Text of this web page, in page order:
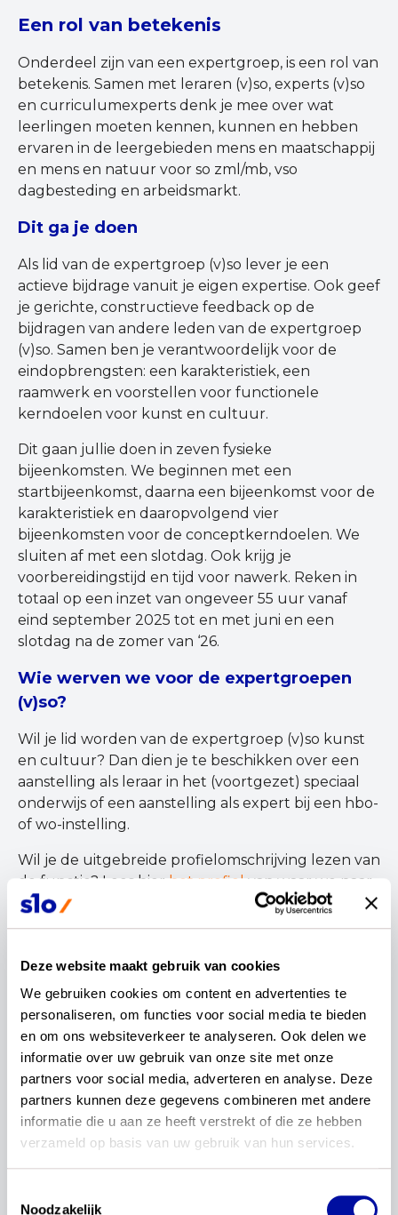
Deze website maakt gebruik van cookies
We gebruiken cookies om content en advertenties te
personaliseren, om functies voor social media te bieden
en om ons websiteverkeer te analyseren. Ook delen we
informatie over uw gebruik van onze site met onze
partners voor social media, adverteren en analyse. Deze
partners kunnen deze gegevens combineren met andere
informatie die u aan ze heeft verstrekt of die ze hebben
verzameld op basis van uw gebruik van hun services.
Noodzakelijk
Een rol van betekenis
Onderdeel zijn van een expertgroep, is een rol van
betekenis. Samen met leraren (v)so, experts (v)so
en curriculumexperts denk je mee over wat
leerlingen moeten kennen, kunnen en hebben
ervaren in de leergebieden mens en maatschappij
en mens en natuur voor so zml/mb, vso
dagbesteding en arbeidsmarkt.
Dit ga je doen
Als lid van de expertgroep (v)so lever je een
actieve bijdrage vanuit je eigen expertise. Ook geef
je gerichte, constructieve feedback op de
bijdragen van andere leden van de expertgroep
(v)so. Samen ben je verantwoordelijk voor de
eindopbrengsten: een karakteristiek, een
raamwerk en voorstellen voor functionele
kerndoelen voor kunst en cultuur.
Dit gaan jullie doen in zeven fysieke
bijeenkomsten. We beginnen met een
startbijeenkomst, daarna een bijeenkomst voor de
karakteristiek en daaropvolgend vier
bijeenkomsten voor de conceptkerndoelen. We
sluiten af met een slotdag. Ook krijg je
voorbereidingstijd en tijd voor nawerk. Reken in
totaal op een inzet van ongeveer 55 uur vanaf
eind september 2025 tot en met juni en een
slotdag na de zomer van ‘26.
Wie werven we voor de expertgroepen
(v)so?
Wil je lid worden van de expertgroep (v)so kunst
en cultuur? Dan dien je te beschikken over een
aanstelling als leraar in het (voortgezet) speciaal
onderwijs of een aanstelling als expert bij een hbo-
of wo-instelling.
Wil je de uitgebreide profielomschrijving lezen van
de functie? Lees hierhet profielvan waar we naar
op zoek zijn.
onderwijsinhoud in het (v)so. Voor deze werving
leergebied kunst en cultuur voor so zml/mb en
vso uitstroom dagbesteding en arbeidsmarkt.
Zo verloopt de selectie
Voor het selectieproces vul jede online vragenlijst
in en upload je je cv. Dit kan tot 10 juni 2025. Op
basis van je antwoorden hoor je in de week van 16
gesprek met twee curriculumexperts van SLO